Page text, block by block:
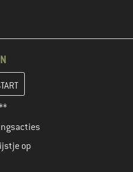
in de volgende stap je
op